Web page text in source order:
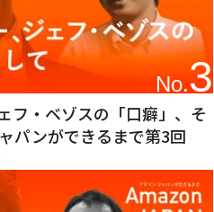
No.3
フ・ベゾスの「口癖」、そ
パンができるまで第3回